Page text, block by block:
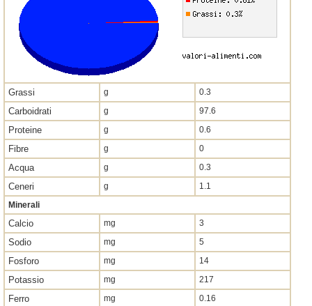
Grassi g 0.3
Carboidrati g 97.6
Proteine g 0.6
Fibre g 0
Acqua g 0.3
Ceneri g
1.1
Minerali
Calcio mg 3
Sodio mg 5
Fosforo mg 14
Potassio mg 217
Ferro mg 0.16